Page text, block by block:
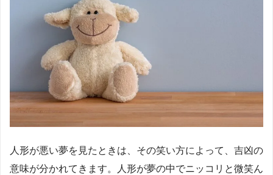
人形が悪い夢を見たときは、その笑い方によって、吉凶の
意味が分かれてきます。人形が夢の中でニッコリと微笑ん